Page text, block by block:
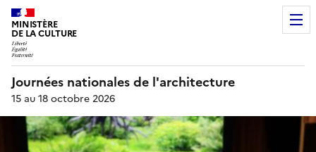
MINISTÈRE
DE LA CULTURE
Journées nationales de l'architecture
15 au 18 octobre 2026